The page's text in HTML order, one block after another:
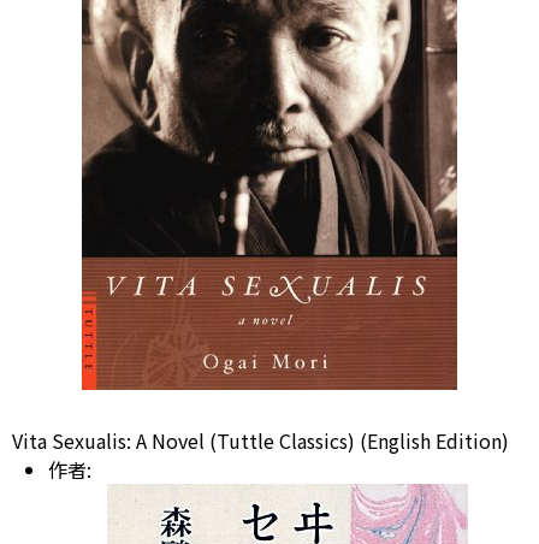
Vita Sexualis: A Novel (Tuttle Classics) (English Edition)
作者: